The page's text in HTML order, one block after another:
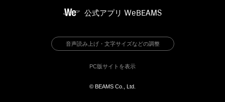
公式アプリ WeBEAMS
音声読み上げ・文字サイズなどの調整
PC版サイトを表示
© BEAMS Co., Ltd.